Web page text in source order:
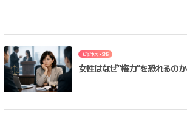
ビジネス・SNS
女性はなぜ“権力”を恐れるのか